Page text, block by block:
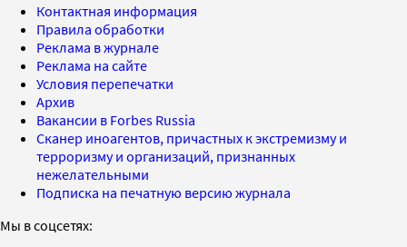
Контактная информация
Правила обработки
Реклама в журнале
Реклама на сайте
Условия перепечатки
Архив
Вакансии в Forbes Russia
Сканер иноагентов, причастных к экстремизму и
терроризму и организаций, признанных
нежелательными
Подписка на печатную версию журнала
Мы в соцсетях: